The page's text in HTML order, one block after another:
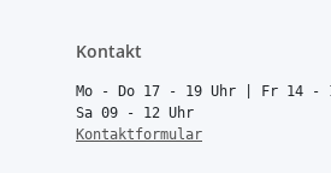
Kontakt
Mo - Do 17 - 19 Uhr | Fr 14 -
Sa 09 - 12 Uhr
Kontaktformular